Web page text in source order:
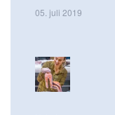
05. juli 2019